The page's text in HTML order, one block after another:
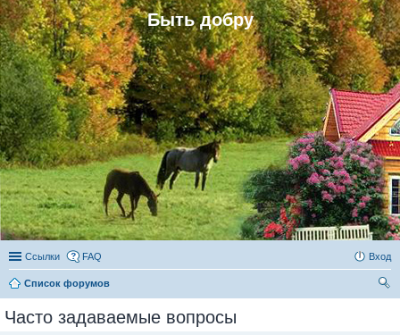
Быть добру
Ссылки FAQ Вход
Список форумов
Часто задаваемые вопросы